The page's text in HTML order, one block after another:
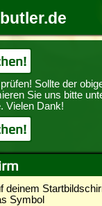
deinem
Symbol